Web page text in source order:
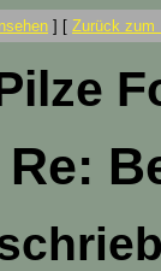
] [ Zurück zum
Re: